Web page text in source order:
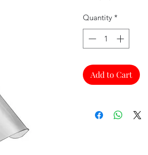
Quantity *
Add to Cart